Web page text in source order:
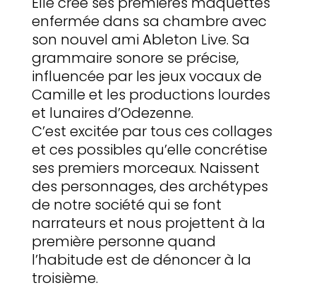
enfermée dans sa chambre avec
son nouvel ami Ableton Live. Sa
grammaire sonore se précise,
influencée par les jeux vocaux de
Camille et les productions lourdes
et lunaires d’Odezenne.
C’est excitée par tous ces collages
et ces possibles qu’elle concrétise
ses premiers morceaux. Naissent
des personnages, des archétypes
de notre société qui se font
narrateurs et nous projettent à la
première personne quand
l’habitude est de dénoncer à la
troisième.